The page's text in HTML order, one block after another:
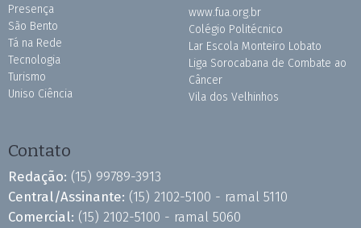
Presença
São Bento
Tá na Rede
Tecnologia
Turismo
Uniso Ciência
www.fua.org.br
Colégio Politécnico
Lar Escola Monteiro Lobato
Liga Sorocabana de Combate ao
Câncer
Vila dos Velhinhos
Contato
Redação: (15) 99789-3913
Central/Assinante: (15) 2102-5100 - ramal 5110
Comercial: (15) 2102-5100 - ramal 5060